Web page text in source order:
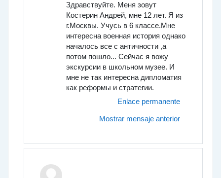
Здравствуйте. Меня зовут
Костерин Андрей, мне 12 лет. Я из
г.Москвы. Учусь в 6 классе.Мне
интересна военная история однако
началось все с античности ,а
потом пошло... Сейчас я вожу
экскурсии в школьном музее. И
мне не так интересна дипломатия
как реформы и стратегии.
Enlace permanente
Mostrar mensaje anterior